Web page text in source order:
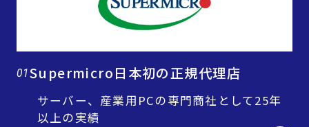
01Supermicro日本初の正規代理店
サーバー、産業用PCの専門商社として25年
以上の実績